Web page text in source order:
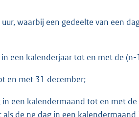
waarbij een gedeelte van een
een kalenderjaar tot en met de
en met 31 december;
een kalendermaand tot en met
de ne dag in een